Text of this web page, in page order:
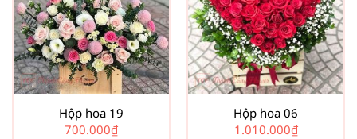
Hộp hoa 19
700.000₫
Hộp hoa 06
1.010.000₫